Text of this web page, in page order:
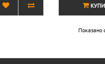
Показано